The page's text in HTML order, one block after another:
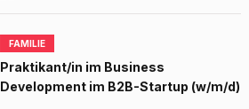
FAMILIE
Praktikant/in im Business
Development im B2B-Startup (w/m/d)